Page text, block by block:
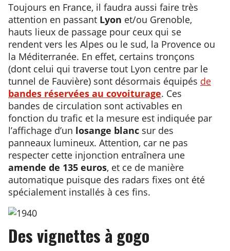
Toujours en France, il faudra aussi faire très
attention en passant Lyon et/ou Grenoble,
hauts lieux de passage pour ceux qui se
rendent vers les Alpes ou le sud, la Provence ou
la Méditerranée. En effet, certains tronçons
(dont celui qui traverse tout Lyon centre par le
tunnel de Fauvière) sont désormais équipés de
bandes réservées au covoiturage. Ces
bandes de circulation sont activables en
fonction du trafic et la mesure est indiquée par
l’affichage d’un losange blanc sur des
panneaux lumineux. Attention, car ne pas
respecter cette injonction entraînera une
amende de 135 euros, et ce de manière
automatique puisque des radars fixes ont été
spécialement installés à ces fins.
Des vignettes à gogo